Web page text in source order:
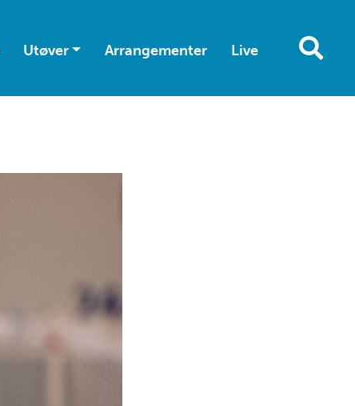
Utøver Arrangementer Live